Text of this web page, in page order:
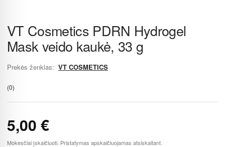
VT Cosmetics PDRN Hydrogel
Mask veido kaukė, 33 g
Prekės ženklas: VT COSMETICS
(0)
5,00 €
Mokesčiai įskaičiuoti. Pristatymas apskaičiuojamas atsiskaitant.